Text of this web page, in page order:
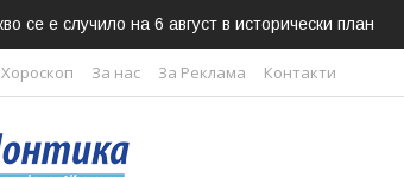
се е случило на 6 август в исторически план
Хороскоп За нас За Реклама Контакти